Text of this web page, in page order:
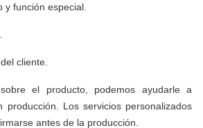
y función especial.
cliente.
el producto, podemos ayudarle a
producción. Los servicios personalizados
antes de la producción.